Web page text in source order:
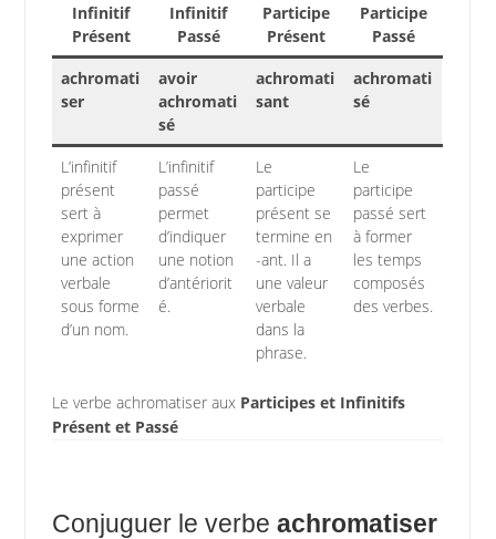
Infinitif
Présent
Infinitif
Passé
Participe
Présent
Participe
Passé
achromati
ser
avoir
achromati
sé
achromati
sant
achromati
sé
L’infinitif
présent
sert à
exprimer
une action
verbale
sous forme
d’un nom.
L’infinitif
passé
permet
d’indiquer
une notion
d’antériorit
é.
Le
participe
présent se
termine en
-ant. Il a
une valeur
verbale
dans la
phrase.
Le
participe
passé sert
à former
les temps
composés
des verbes.
Le verbe achromatiser aux Participes et Infinitifs
Présent et Passé
Conjuguer le verbe achromatiser